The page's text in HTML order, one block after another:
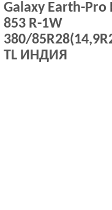
Galaxy Earth-Pro
853 R-1W
380/
TL ИНДИЯ